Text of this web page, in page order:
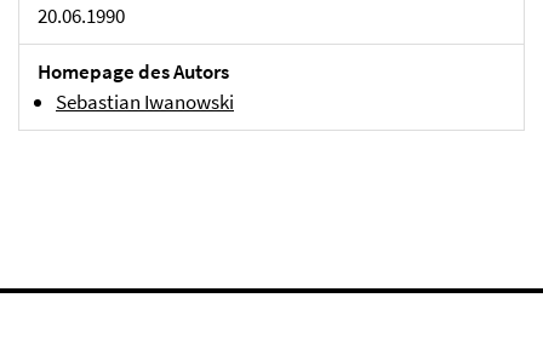
20.06.1990
Homepage des Autors
Sebastian Iwanowski